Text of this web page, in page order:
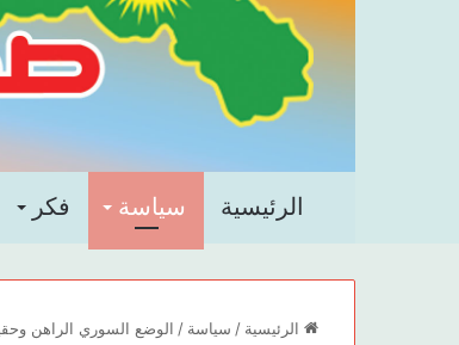
الرئيسية سياسة فكر
الرئيسية / سياسة / الوضع السوري الراهن